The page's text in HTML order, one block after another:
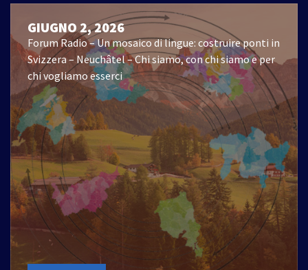
GIUGNO 2, 2026
Forum Radio – Un mosaico di lingue: costruire ponti in
Svizzera – Neuchâtel – Chi siamo, con chi siamo e per
chi vogliamo esserci